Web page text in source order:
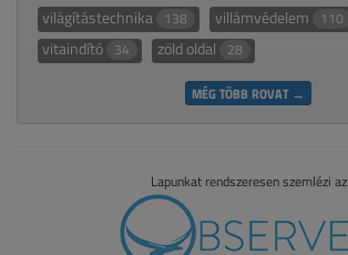
világítástechnika 138 villámvédelem 110
vitaindító 34 zöld oldal 28
MÉG TÖBB ROVAT →
Lapunkat rendszeresen szemlézi az